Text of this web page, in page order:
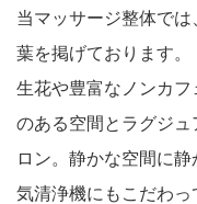
当マッサージ整体で
葉を掲げております。
生花や豊富なノンカ
のある空間とラグジ
ロン。静かな空間に
気清浄機にもこだわ